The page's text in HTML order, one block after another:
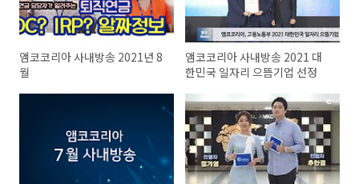
앰코코리아 사내방송 2021년 8
월
앰코코리아 사내방송 2021 대
한민국 일자리 으뜸기업 선정